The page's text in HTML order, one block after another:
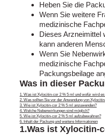
Heben Sie die
Wenn Sie weitere
medizinische
Dieses Arzneimittel
kann anderen
Wenn Sie
medizinische
Packungsbeilage
Was in dieser
1. Was ist Xylocitin-cor 2 % 5 ml und wofür wird es
2. Was sollten Sie vor der Anwendung von
3. Wie ist Xylocitin-cor 2 % 5 ml anzuwenden?
4. Welche Nebenwirkungen sind möglich?
5. Wie ist Xylocitin-cor 2 % 5 ml aufzubewahren?
6. Inhalt der Packung und weitere Informationen
1.Was ist Xylocitin-